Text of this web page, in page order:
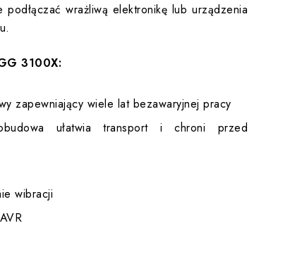
wrażliwą elektronikę lub urządzenia
3100X:
zapewniający wiele lat bezawaryjnej pracy
ułatwia transport i chroni przed
wibracji